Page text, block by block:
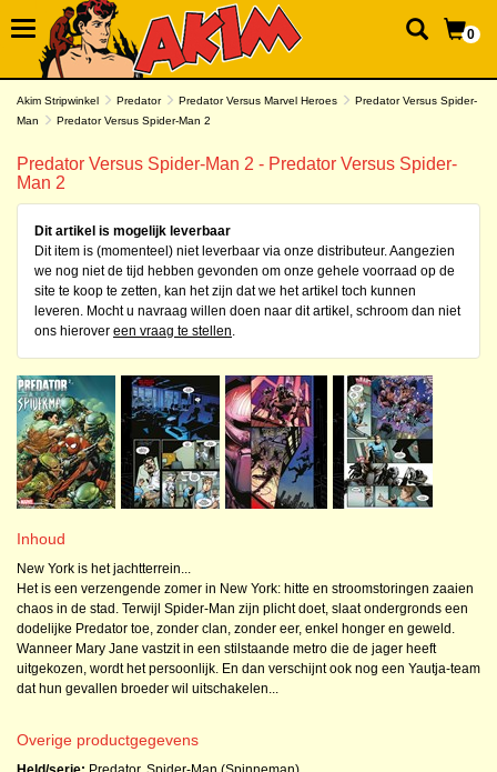
0
Akim Stripwinkel Predator Predator Versus Marvel Heroes
Predator Versus Spider-
Man
Predator Versus Spider-Man 2
Predator Versus Spider-Man 2 - Predator Versus Spider-
Man 2
Dit artikel is mogelijk leverbaar
Dit item is (momenteel) niet leverbaar via onze distributeur. Aangezien
we nog niet de tijd hebben gevonden om onze gehele voorraad op de
site te koop te zetten, kan het zijn dat we het artikel toch kunnen
leveren. Mocht u navraag willen doen naar dit artikel, schroom dan niet
ons hierover een vraag te stellen.
Inhoud
New York is het jachtterrein...
Het is een verzengende zomer in New York: hitte en stroomstoringen zaaien
chaos in de stad. Terwijl Spider-Man zijn plicht doet, slaat ondergronds een
dodelijke Predator toe, zonder clan, zonder eer, enkel honger en geweld.
Wanneer Mary Jane vastzit in een stilstaande metro die de jager heeft
uitgekozen, wordt het persoonlijk. En dan verschijnt ook nog een Yautja-team
dat hun gevallen broeder wil uitschakelen...
Overige productgegevens